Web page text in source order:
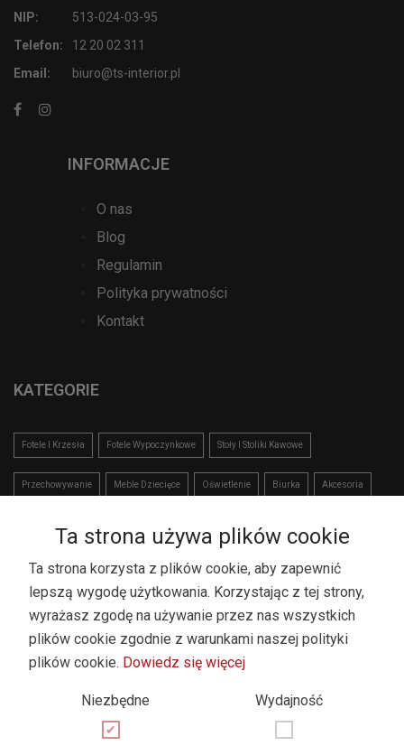
NIP:
513-024-03-95
Telefon:
12 20 02 311
Email:
biuro@ts-interior.pl
INFORMACJE
O nas
Blog
Regulamin
Polityka prywatności
Kontakt
KATEGORIE
Fotele I Krzesła Fotele Wypoczynkowe Stoły I Stoliki Kawowe
Przechowywanie Meble Dziecięce Oświetlenie Biurka Akcesoria
NEWSLETTER
Dołącz do naszego newslettera i bądź na bieżąco
Ta strona używa plików cookie
Ta strona korzysta z plików cookie, aby zapewnić
lepszą wygodę użytkowania. Korzystając z tej strony,
wyrażasz zgodę na używanie przez nas wszystkich
plików cookie zgodnie z warunkami naszej polityki
plików cookie. Dowiedz się więcej
Niezbędne Wydajność